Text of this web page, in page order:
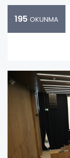
195 OKUNMA